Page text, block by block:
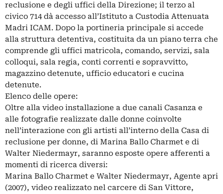
reclusione e degli uffici della Direzione; il terzo al
civico 714 dà accesso all’Istituto a Custodia Attenuata
Madri ICAM. Dopo la portineria principale si accede
alla struttura detentiva, costituita da un piano terra che
comprende gli uffici matricola, comando, servizi, sala
colloqui, sala regia, conti correnti e sopravvitto,
magazzino detenute, ufficio educatori e cucina
detenute.
Elenco delle opere:
Oltre alla video installazione a due canali Casanza e
alle fotografie realizzate dalle donne coinvolte
nell’interazione con gli artisti all’interno della Casa di
reclusione per donne, di Marina Ballo Charmet e di
Walter Niedermayr, saranno esposte opere afferenti a
momenti di ricerca diversi:
Marina Ballo Charmet e Walter Niedermayr, Agente apri
(2007), video realizzato nel carcere di San Vittore,